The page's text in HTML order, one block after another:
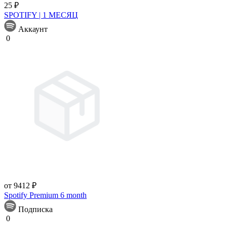
25 ₽
SPOTIFY | 1 МЕСЯЦ
Аккаунт
0
от 9412 ₽
Spotify Premium 6 month
Подписка
0